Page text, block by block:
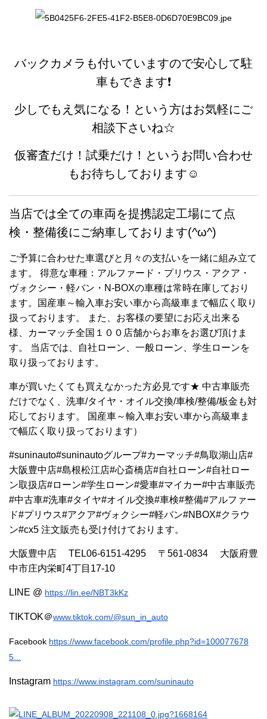
バックカメラも付いていますので安心して駐
車もできます❗️
少しでもえ気になる！という方はお気軽にご
相談下さいね☆
仮審査だけ！試乗だけ！というお問い合わせ
もお待ちしております☺
当店では全ての車両を提携認定工場にて点
検・整備後にご納車しております(^ω^)
ご予算に合わせた車選びと月々の支払いを一緒に組み立て
ます。 得意な車種：アルファード・プリウス・アクア・
ヴォクシー・軽バン・N-BOXの車種は常時在庫しており
ます。国産車～輸入車お安い車から高級車まで幅広く取り
扱っております。 また、お客様の要望にお応え出来る
様、カーマッチ全国１００店舗からお車をお選び頂けま
す。 当店では、自社ローン、一般ローン、学生ローンを
取り扱っております。
車が買いたくても買えなかった方必見です★ 中古車販売
だけでなく、洗車/タイヤ・オイル交換/車検/整備/板金も対
応しております。 国産車～輸入車お安い車から高級車ま
で幅広く取り扱っております）
#suninauto#suninautoグループ#カーマッチ#鳥取湖山店#
大阪豊中店#島根松江店#心斎橋店#自社ローン#自社ロー
ン取扱店#ローン#学生ローン#愛車#マイカー#中古車販売
#中古車#洗車#タイヤ#オイル交換#車検#整備#アルファー
ド#プリウス#アクア#ヴォクシー#軽バン#NBOX#クラウ
ン#cx5 注文販売も受け付けております。
大阪豊中店 TEL06-6151-4295 〒561-0834 大阪府豊
中市庄内栄町4丁目17-10
LINE @ https://lin.ee/NBT3kKz
TIKTOK＠www.tiktok.com/@sun_in_auto
Facebook https://www.facebook.com/profile.php?id=100077678
5...
Instagram https://www.instagram.com/suninauto